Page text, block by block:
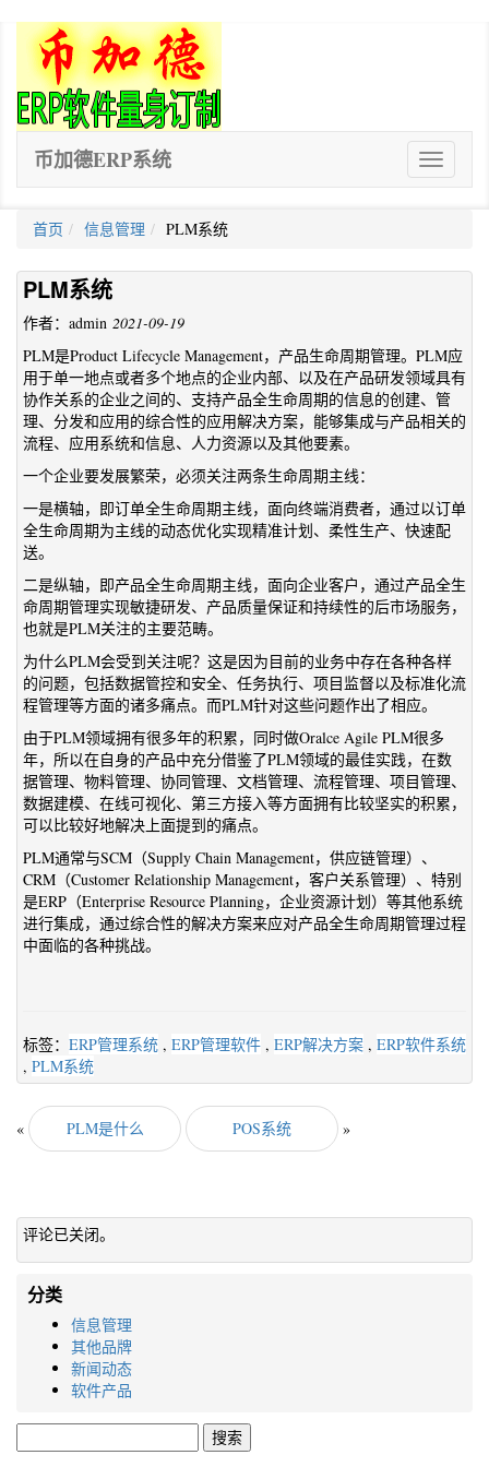
ERP
软
币加德ERP系统
首页 信息管理 PLM系统
PLM系统
作者：admin 2021-09-19
PLM是Product Lifecycle Management，产品生命周期管理。PLM应
用于单一地点或者多个地点的企业内部、以及在产品研发领域具有
协作关系的企业之间的、支持产品全生命周期的信息的创建、管
理、分发和应用的综合性的应用解决方案，能够集成与产品相关的
流程、应用系统和信息、人力资源以及其他要素。
一个企业要发展繁荣，必须关注两条生命周期主线：
一是横轴，即订单全生命周期主线，面向终端消费者，通过以订单
全生命周期为主线的动态优化实现精准计划、柔性生产、快速配
送。
二是纵轴，即产品全生命周期主线，面向企业客户，通过产品全生
命周期管理实现敏捷研发、产品质量保证和持续性的后市场服务，
也就是PLM关注的主要范畴。
为什么PLM会受到关注呢？这是因为目前的业务中存在各种各样
的问题，包括数据管控和安全、任务执行、项目监督以及标准化流
程管理等方面的诸多痛点。而PLM针对这些问题作出了相应。
由于PLM领域拥有很多年的积累，同时做Oralce Agile PLM很多
年，所以在自身的产品中充分借鉴了PLM领域的最佳实践，在数
据管理、物料管理、协同管理、文档管理、流程管理、项目管理、
数据建模、在线可视化、第三方接入等方面拥有比较坚实的积累，
可以比较好地解决上面提到的痛点。
PLM通常与SCM（Supply Chain Management，供应链管理）、
CRM（Customer Relationship Management，客户关系管理）、特别
是ERP（Enterprise Resource Planning，企业资源计划）等其他系统
进行集成，通过综合性的解决方案来应对产品全生命周期管理过程
中面临的各种挑战。
标签： ERP管理系统 , ERP管理软件 , ERP解决方案 , ERP软件系统
, PLM系统
« PLM是什么 POS系统 »
评论已关闭。
分类
信息管理
其他品牌
新闻动态
软件产品
索：